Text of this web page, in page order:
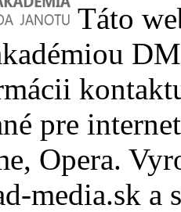
Táto
pre
Opera.
media.sk a